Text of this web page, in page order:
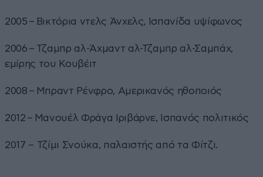
2005 – Βικτόρια ντελς Άνχελς, Ισπανίδα υψίφωνος
2006 – Τζαμπρ αλ-Άχμαντ αλ-Τζαμπρ αλ-Σαμπάχ,
εμίρης του Κουβέιτ
2008 – Μπραντ Ρένφρο, Αμερικανός ηθοποιός
2012 – Μανουέλ Φράγα Ιριβάρνε, Ισπανός πολιτικός
2017 – Τζίμι Σνούκα, παλαιστής από τα Φίτζι.